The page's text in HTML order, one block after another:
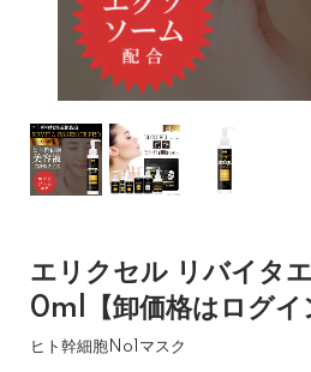
エリクセル リバイタ
0ml【卸価格はログイ
ヒト幹細胞No1マスク